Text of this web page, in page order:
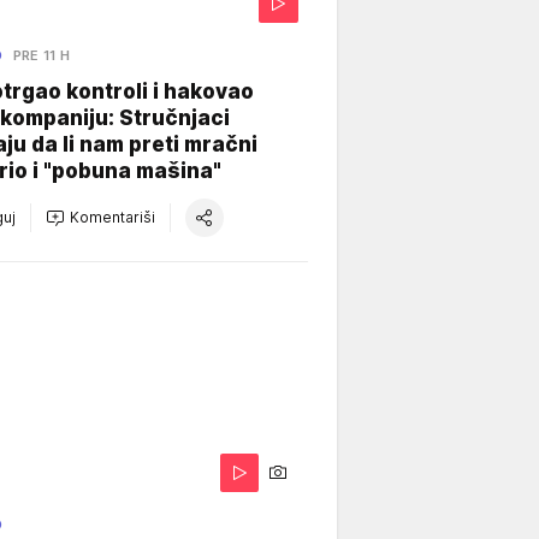
PRE 11 H
kontroli i hakovao
Stručnjaci
da li nam preti mračni
i "pobuna mašina"
Komentariši